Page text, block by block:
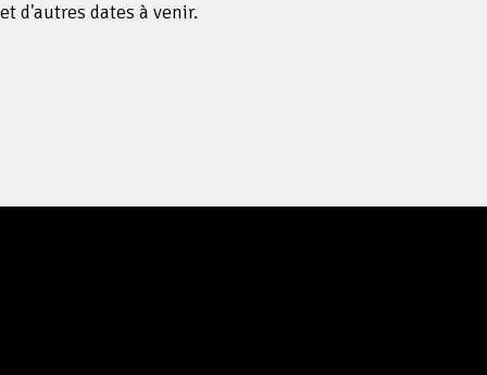
et d'autres dates à venir.